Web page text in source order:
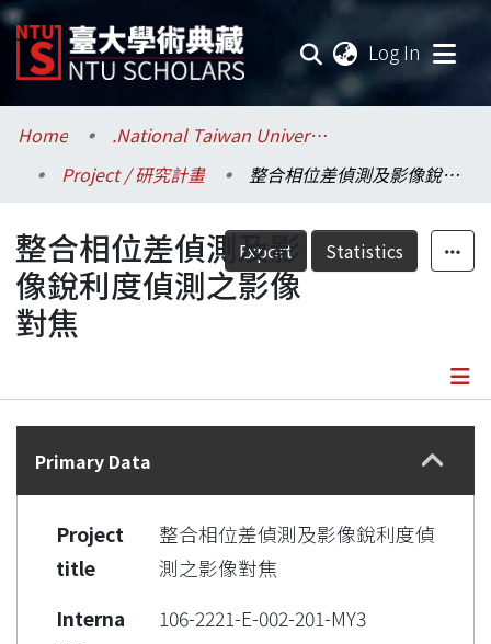
Log In
Communities & Collections
Research Outputs
Fundings & Projects
Researchers
Statistics
Home
.National Taiwan University / 國立臺灣大學
Project / 研究計畫
整合相位差偵測及影像銳利度偵測之影像對焦
Export Statistics
整合相位差偵測及影
像銳利度偵測之影像
對焦
Details
Primary Data
Project
title
整合相位差偵測及影像銳利度偵
測之影像對焦
Interna
106-2221-E-002-201-MY3